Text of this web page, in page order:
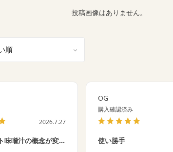
投稿画像はありません。
順
2026.7.27
味噌汁の概念が変わ
OG
購入確認済み
使い勝手